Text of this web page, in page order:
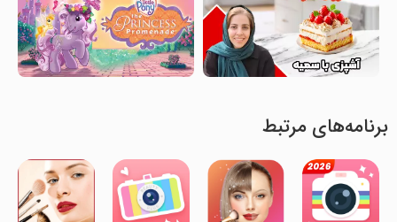
برنامه‌های مرتبط